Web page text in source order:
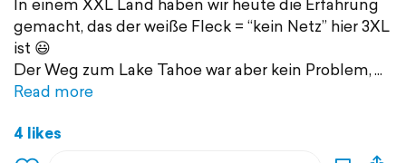
gemacht, das der weiße Fleck = “kein Netz” hier 3XL
ist 😃
Der Weg zum Lake Tahoe war aber kein Problem,
Read more
4 likes